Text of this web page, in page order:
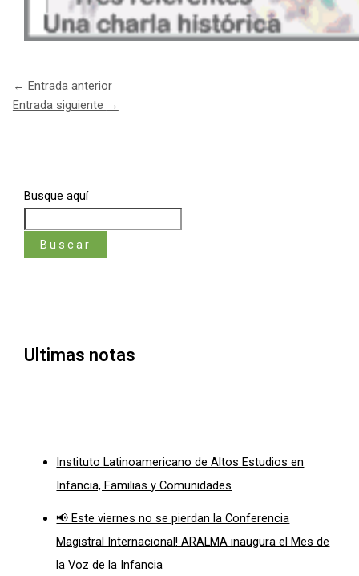
← Entrada anterior
Entrada siguiente →
Busque aquí
Buscar
Ultimas notas
Instituto Latinoamericano de Altos Estudios en
Infancia, Familias y Comunidades
📢 Este viernes no se pierdan la Conferencia
Magistral Internacional! ARALMA inaugura el Mes de
la Voz de la Infancia